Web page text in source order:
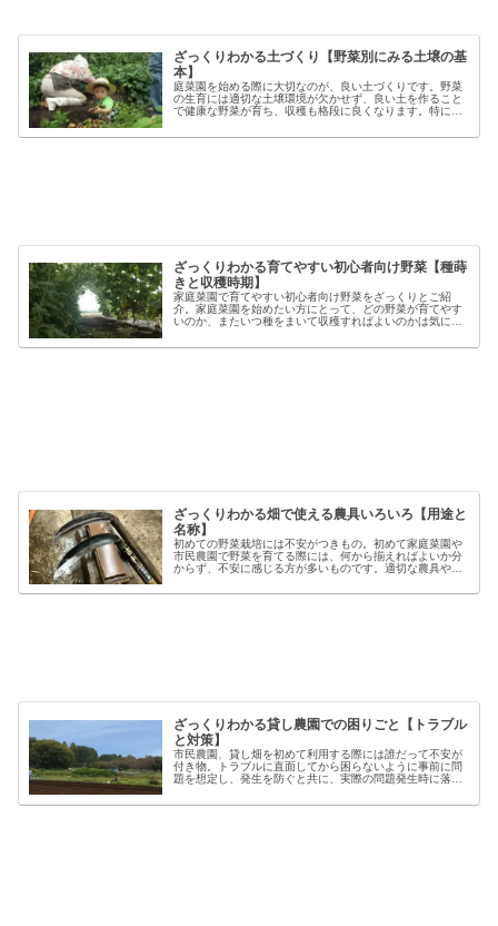
ざっくりわかる土づくり【野菜別にみる土壌の基
本】
庭菜園を始める際に大切なのが、良い土づくりです。野菜
の生育には適切な土壌環境が欠かせず、良い土を作ること
で健康な野菜が育ち、収穫も格段に良くなります。特に初
家庭菜園で失敗しないコツと言える...
ざっくりわかる育てやすい初心者向け野菜【種蒔
きと収穫時期】
家庭菜園で育てやすい初心者向け野菜をざっくりとご紹
介。家庭菜園を始めたい方にとって、どの野菜が育てやす
いのか、またいつ種をまいて収穫すればよいのかは気にな
類でも「早生」「中生」「晩生」など...
ざっくりわかる畑で使える農具いろいろ【用途と
名称】
初めての野菜栽培には不安がつきもの。初めて家庭菜園や
市民農園で野菜を育てる際には、何から揃えればよいか分
からず、不安に感じる方が多いものです。適切な農具や資
しますが、種類も多く、初心者には...
ざっくりわかる貸し農園での困りごと【トラブル
と対策】
市民農園、貸し畑を初めて利用する際には誰だって不安が
付き物。トラブルに直面してから困らないように事前に問
題を想定し、発生を防ぐと共に、実際の問題発生時に落ち
【困った】と【トラブル】困りごとト...